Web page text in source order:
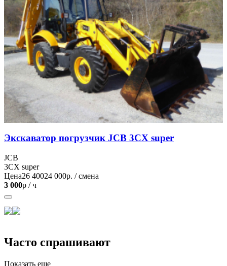
Экскаватор погрузчик JCB 3CX super
JCB
3CX super
Цена26 40024 000р. / смена
3 000р / ч
Часто спрашивают
Показать еще